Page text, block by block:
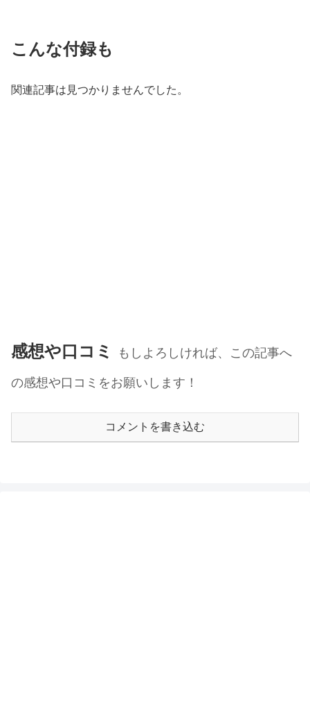
こんな付録も
関連記事は見つかりませんでした。
感想や口コミ
もしよろしければ、この記事へ
の感想や口コミをお願いします！
コメントを書き込む